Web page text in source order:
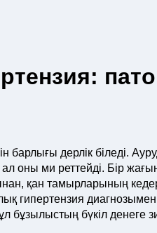
дерлік біледі.
оны ми реттейді. Бір
қан тамырларының
гипертензия диагнозымен
бүкіл денеге